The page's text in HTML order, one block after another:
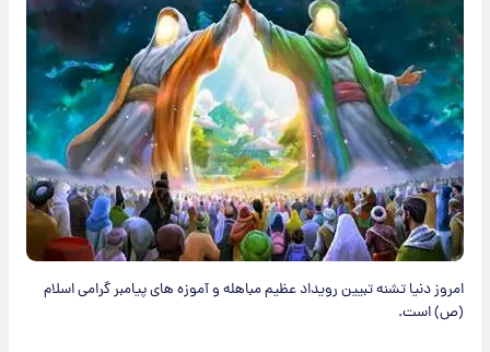
امروز دنیا تشنه تبیین رویداد عظیم مباهله و آموزه های پیامبر گرامی اسلام
(ص) است.